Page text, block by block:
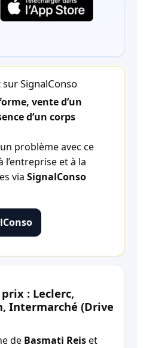
SignalConso
vente d’un
d’un corps
problème avec ce
l’entreprise et à la
via SignalConso
: Leclerc,
Intermarché (Drive
de Basmati Reiset